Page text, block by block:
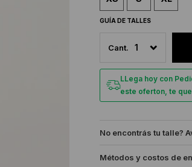
GUÍA DE TALLES
1
LLega hoy con
este oferton, te
No encontrás tu talle?
Métodos y costos de